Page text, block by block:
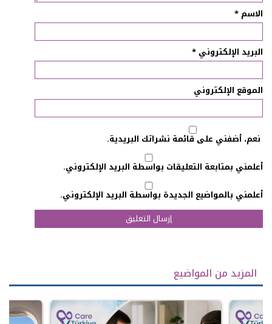
الاسم *
البريد الإلكتروني *
الموقع الإلكتروني
نعم، أضفني على قائمة نشراتك البريدية.
أعلمني بمتابعة التعليقات بواسطة البريد الإلكتروني.
أعلمني بالمواضيع الجديدة بواسطة البريد الإلكتروني.
المزيد من المواضيع